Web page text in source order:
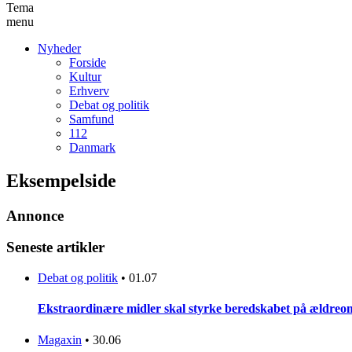
Tema
menu
Nyheder
Forside
Kultur
Erhverv
Debat og politik
Samfund
112
Danmark
Eksempelside
Annonce
Seneste artikler
Debat og politik • 01.07
Ekstraordinære midler skal styrke beredskabet på
Magaxin • 30.06